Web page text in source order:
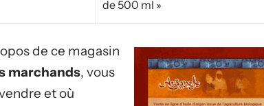
de 500 ml »
de ce magasin
marchands, vous
et où